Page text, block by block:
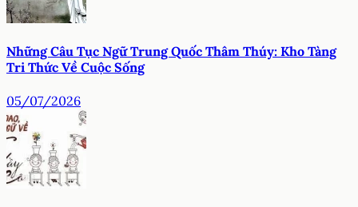
Những Câu Tục Ngữ Trung Quốc Thâm Thúy: Kho Tàng
Tri Thức Về Cuộc Sống
05/07/2026